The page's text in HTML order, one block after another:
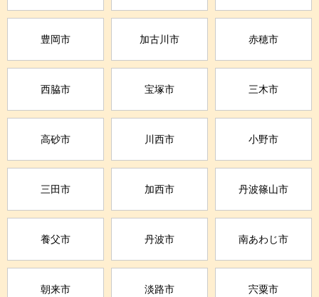
豊岡市 加古川市 赤穂市
西脇市 宝塚市 三木市
高砂市 川西市 小野市
三田市 加西市 丹波篠山市
養父市 丹波市 南あわじ市
朝来市 淡路市 宍粟市